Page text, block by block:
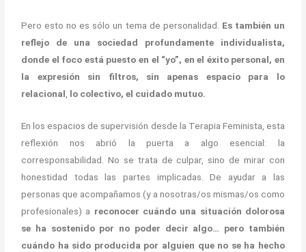
Pero esto no es sólo un tema de personalidad. Es también un
reflejo de una sociedad profundamente individualista,
donde el foco está puesto en el “yo”, en el éxito personal, en
la expresión sin filtros, sin apenas espacio para lo
relacional, lo colectivo, el cuidado mutuo.
En los espacios de supervisión desde la Terapia Feminista, esta
reflexión nos abrió la puerta a algo esencial: la
corresponsabilidad. No se trata de culpar, sino de mirar con
honestidad todas las partes implicadas. De ayudar a las
personas que acompañamos (y a nosotras/os mismas/os como
profesionales) a reconocer cuándo una situación dolorosa
se ha sostenido por no poder decir algo… pero también
cuándo ha sido producida por alguien que no se ha hecho